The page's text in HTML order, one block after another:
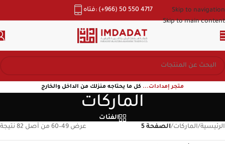
Skip to navigation
Skip to main content
هاتف: (+966) 50 550 4717
متجر إمدادات... كل ما يحتاجه منزلك من الداخل والخارج
الماركات
الفئات
الرئيسية/الماركات/الصفحة 5 عرض 49–60 من أصل 82 نتيجة